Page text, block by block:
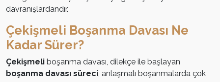
davranışlardandır.
Çekişmeli Boşanma Davası Ne
Kadar Sürer?
Çekişmeli boşanma davası, dilekçe ile başlayan
boşanma davası süreci, anlaşmalı boşanmalarda çok